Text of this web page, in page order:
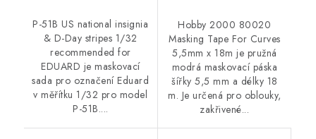
P-51B US national insignia
& D-Day stripes 1/32
recommended for
EDUARD je maskovací
sada pro označení Eduard
v měřítku 1/32 pro model
P-51B....
Hobby 2000 80020
Masking Tape For Curves
5,5mm x 18m je pružná
modrá maskovací páska
šířky 5,5 mm a délky 18
m. Je určená pro oblouky,
zakřivené...